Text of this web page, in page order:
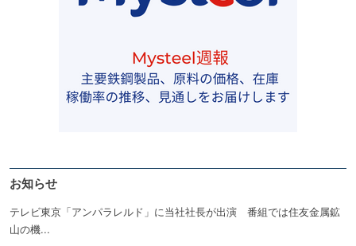
お知らせ
テレビ東京「アンパラレルド」に当社社長が出演 番組では住友金属鉱
山の機...